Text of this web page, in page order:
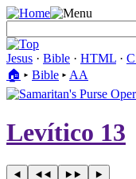
Jesus · Bible · HTML ·
🏠︎ ▸ Bible ▸ AA
Levítico 13